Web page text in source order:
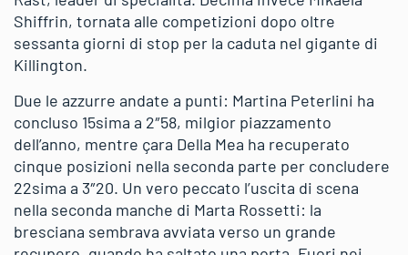
Shiffrin, tornata alle competizioni dopo oltre
sessanta giorni di stop per la caduta nel gigante di
Killington.
Due le azzurre andate a punti: Martina Peterlini ha
concluso 15sima a 2″58, milgior piazzamento
dell’anno, mentre çara Della Mea ha recuperato
cinque posizioni nella seconda parte per concludere
22sima a 3″20. Un vero peccato l’uscita di scena
nella seconda manche di Marta Rossetti: la
bresciana sembrava avviata verso un grande